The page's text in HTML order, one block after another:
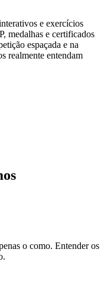
e exercícios
medalhas e certificados
espaçada e na
realmente entendam
o como. Entender os